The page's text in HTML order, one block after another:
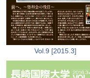
Vol.9 [2015.3]